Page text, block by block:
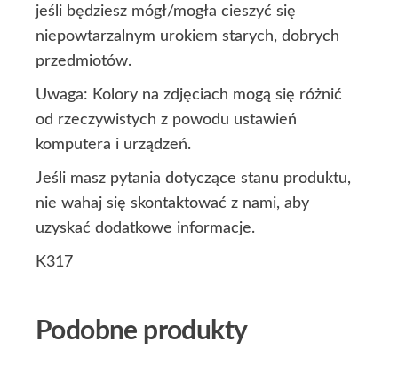
jeśli będziesz mógł/mogła cieszyć się
niepowtarzalnym urokiem starych, dobrych
przedmiotów.
Uwaga: Kolory na zdjęciach mogą się różnić
od rzeczywistych z powodu ustawień
komputera i urządzeń.
Jeśli masz pytania dotyczące stanu produktu,
nie wahaj się skontaktować z nami, aby
uzyskać dodatkowe informacje.
K317
Podobne produkty